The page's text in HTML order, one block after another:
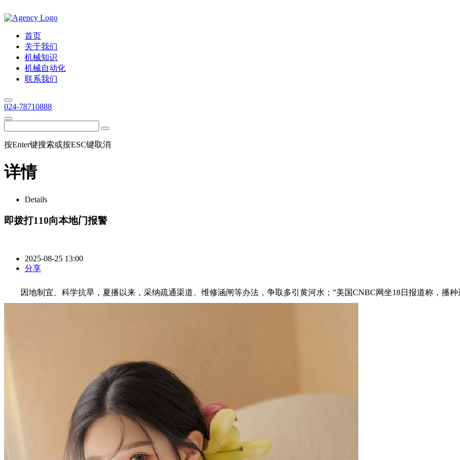
首页
关于我们
机械知识
机械自动化
联系我们
024-78710888
按Enter键搜索或按ESC键取消
详情
Details
即拨打110向本地门报警
2025-08-25 13:00
分享
因地制宜、科学抗旱，夏播以来，采纳疏通渠道、维修涵闸等办法，争取多引黄河水；”美国CNBC网坐18日报道称，播种